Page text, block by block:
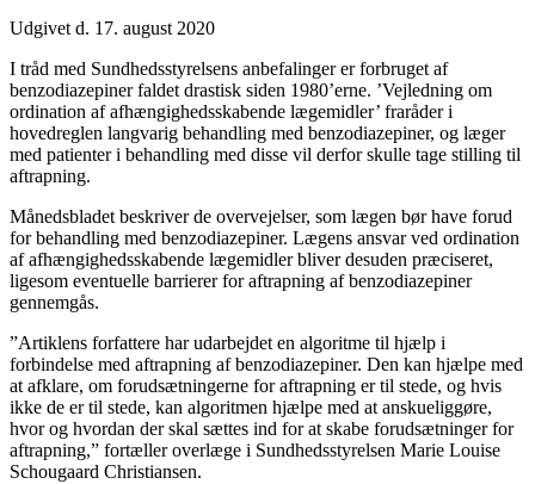
Udgivet d. 17. august 2020
I tråd med Sundhedsstyrelsens anbefalinger er forbruget af
benzodiazepiner faldet drastisk siden 1980’erne. ’Vejledning om
ordination af afhængighedsskabende lægemidler’ fraråder i
hovedreglen langvarig behandling med benzodiazepiner, og læger
med patienter i behandling med disse vil derfor skulle tage stilling til
aftrapning.
Månedsbladet beskriver de overvejelser, som lægen bør have forud
for behandling med benzodiazepiner. Lægens ansvar ved ordination
af afhængighedsskabende lægemidler bliver desuden præciseret,
ligesom eventuelle barrierer for aftrapning af benzodiazepiner
gennemgås.
”Artiklens forfattere har udarbejdet en algoritme til hjælp i
forbindelse med aftrapning af benzodiazepiner. Den kan hjælpe med
at afklare, om forudsætningerne for aftrapning er til stede, og hvis
ikke de er til stede, kan algoritmen hjælpe med at anskueliggøre,
hvor og hvordan der skal sættes ind for at skabe forudsætninger for
aftrapning,” fortæller overlæge i Sundhedsstyrelsen Marie Louise
Schougaard Christiansen.